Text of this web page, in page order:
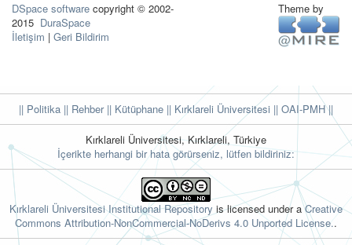
DSpace software copyright © 2002-
2015 DuraSpace
İletişim | Geri Bildirim
Theme by
|| Politika || Rehber|| Kütüphane || Kırklareli Üniversitesi || OAI-PMH ||
Kırklareli Üniversitesi, Kırklareli, Türkiye
İçerikte herhangi bir hata görürseniz, lütfen bildiriniz:
Kırklareli Üniversitesi Institutional Repository is licensed under aCreative
Commons Attribution-NonCommercial-NoDerivs 4.0 Unported License..